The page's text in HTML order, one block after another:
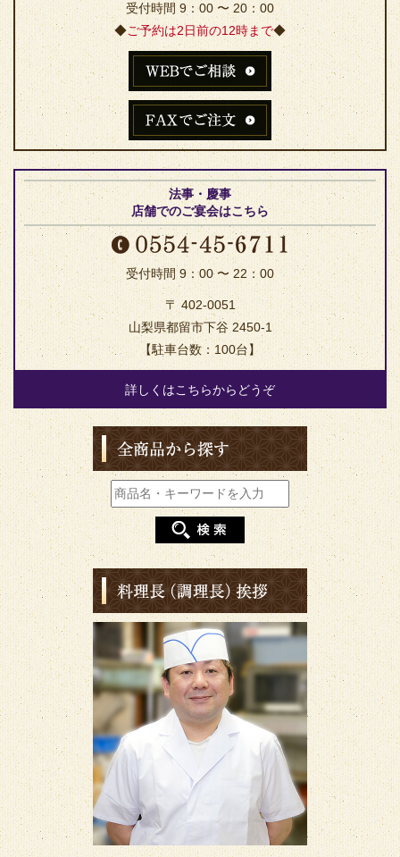
受付時間 9：00 〜 20：00
◆ご予約は2日前の12時まで◆
法事・慶事
店舗でのご宴会はこちら
受付時間 9：00 〜 22：00
〒 402-0051
山梨県都留市下谷 2450-1
【駐車台数：100台】
詳しくはこちらからどうぞ